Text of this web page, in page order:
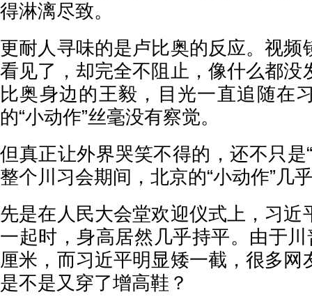
得淋漓尽致。
更耐人寻味的是卢比奥的反应。视频
看见了，却完全不阻止，像什么都没
比奥身边的王毅，目光一直追随在
的“小动作”丝毫没有察觉。
但真正让外界哭笑不得的，还不只是
整个川习会期间，北京的“小动作”几
先是在人民大会堂欢迎仪式上，习近
一起时，身高居然几乎持平。由于
厘米，而习近平明显矮一截，很多网
是不是又穿了增高鞋？